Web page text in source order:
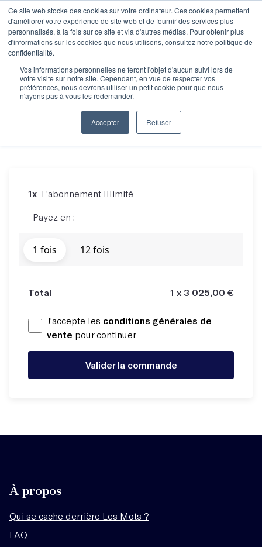
Ce site web stocke des cookies sur votre ordinateur. Ces cookies permettent
d'améliorer votre expérience de site web et de fournir des services plus
personnalisés, à la fois sur ce site et via d'autres médias. Pour obtenir plus
d'informations sur les cookies que nous utilisons, consultez notre politique de
confidentialité.
Vos informations personnelles ne feront l'objet d'aucun suivi lors de
votre visite sur notre site. Cependant, en vue de respecter vos
préférences, nous devrons utiliser un petit cookie pour que nous
n'ayons pas à vous les redemander.
Accepter Refuser
Votre panier
L’abonnement Illimité
1x L’abonnement Illimité
Payez en :
1 fois 12 fois
Total 1 x 3 025,00 €
J'accepte les conditions générales de
vente pour continuer
Valider la commande
À propos
Qui se cache derrière Les Mots ?
FAQ